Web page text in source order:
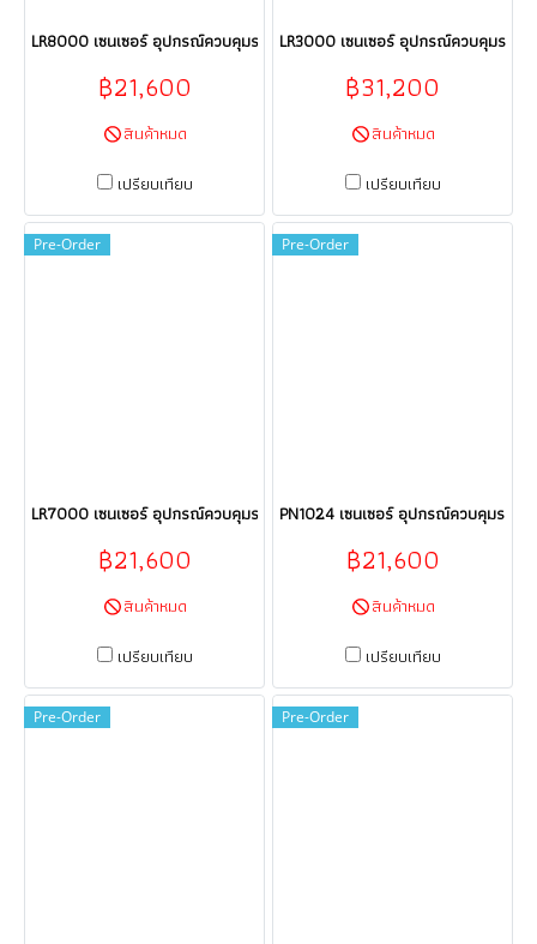
LR8000 เซนเซอร์ อุปกรณ์ควบคุมระบบอัตโนมัติ Sensor ifm electronic
฿21,600
สินค้าหมด
เปรียบเทียบ
LR3000 เซนเซอร์ อุปกรณ์ควบคุมระบ
฿31,200
สินค้าหมด
เปรียบเทียบ
Pre-Order
LR7000 เซนเซอร์ อุปกรณ์ควบคุมระบบอัตโนมัติ Sensor ifm electronic
฿21,600
สินค้าหมด
เปรียบเทียบ
Pre-Order
PN1024 เซนเซอร์ อุปกรณ์ควบคุมระบ
฿21,600
สินค้าหมด
เปรียบเทียบ
Pre-Order Pre-Order